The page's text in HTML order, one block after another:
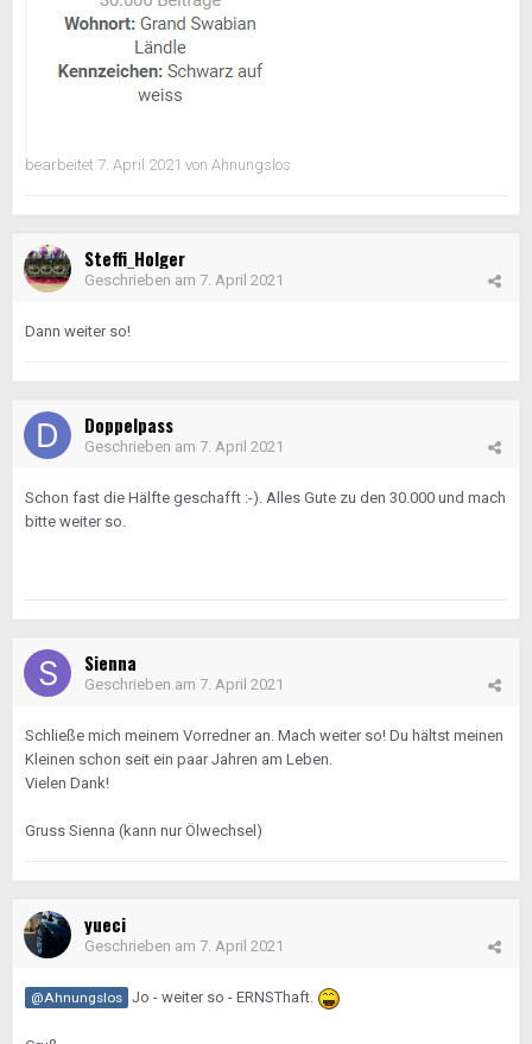
bearbeitet 7. April 2021 von Ahnungslos
Steffi_Holger
Geschrieben am 7. April 2021
Dann weiter so!
Doppelpass
Geschrieben am 7. April 2021
Schon fast die Hälfte geschafft :-). Alles Gute zu den 30.000 und mach
bitte weiter so.
Sienna
Geschrieben am 7. April 2021
Schließe mich meinem Vorredner an. Mach weiter so! Du hältst meinen
Kleinen schon seit ein paar Jahren am Leben.
Vielen Dank!
Gruss Sienna (kann nur Ölwechsel)
yueci
Geschrieben am 7. April 2021
@Ahnungslos Jo - weiter so - ERNSThaft.